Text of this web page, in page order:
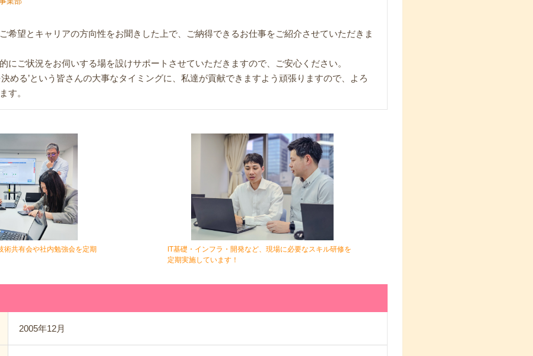
希望とキャリアの方向性をお聞きした上で、ご納得できるお仕事をご紹介させていただきま
にご状況をお伺いする場を設けサポートさせていただきますので、ご安心ください。
決める’という皆さんの大事なタイミングに、私達が貢献できますよう頑張りますので、よろ
す。
術共有会や社内勉強会を定期
IT基礎・インフラ・開発など、現場に必要なスキル研修を
定期実施しています！
2005年12月